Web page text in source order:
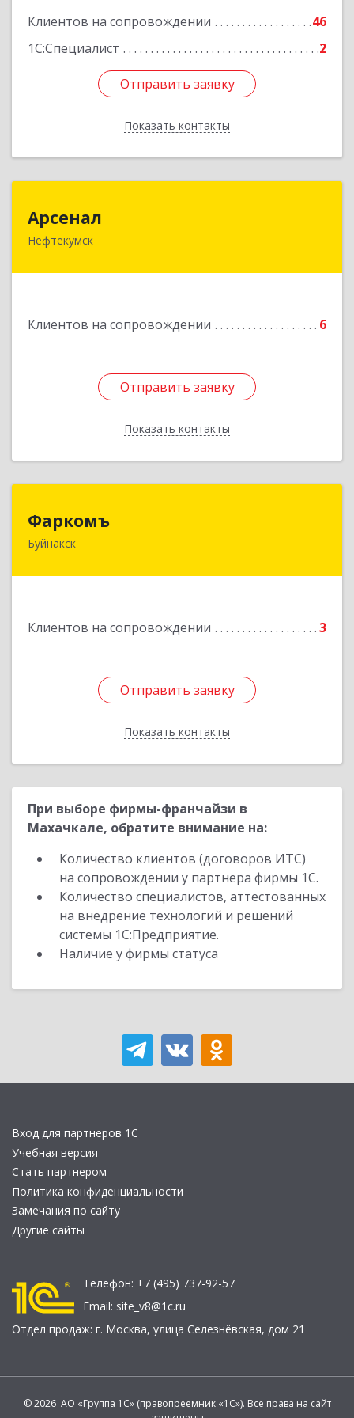
Клиентов на сопровождении
46
1С:Специалист
2
Отправить заявку
Показать контакты
Подробнее
Отправить заявку
Назад
Арсенал
Нефтекумск
Клиентов на сопровождении 6
Отправить заявку
Показать контакты
Отправить заявку
Назад
Фаркомъ
Буйнакск
Клиентов на сопровождении 3
Отправить заявку
Показать контакты
Отправить заявку
Назад
При выборе фирмы-франчайзи в
Махачкале, обратите внимание на:
Количество клиентов (договоров ИТС)
на сопровождении у партнера фирмы 1С.
Количество специалистов, аттестованных
на внедрение технологий и решений
системы 1С:Предприятие.
Наличие у фирмы статуса
Вход для партнеров 1С
Учебная версия
Стать партнером
Политика конфиденциальности
Замечания по сайту
Другие сайты
Телефон: +7 (495) 737-92-57
Email: site_v8@1c.ru
Отдел продаж: г. Москва, улица Селезнёвская, дом 21
© 2026 АО «Группа 1С» (правопреемник «1С»). Все права на сайт